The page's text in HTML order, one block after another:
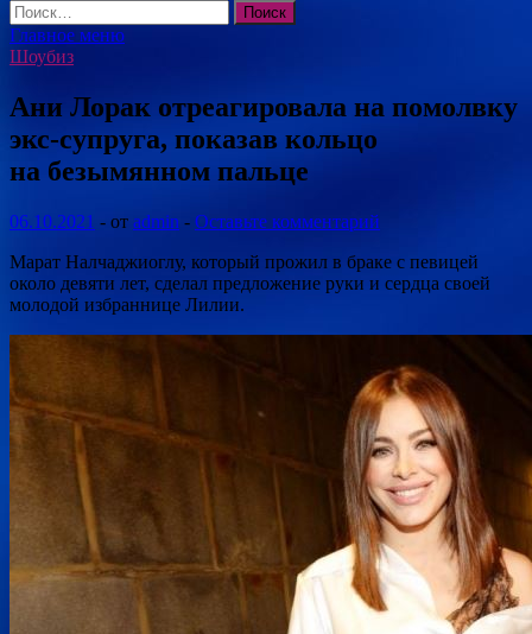
Найти:
Главное меню
Шоубиз
Ани Лорак отреагировала на помолвку
экс-супруга, показав кольцо
на безымянном пальце
06.10.2021 - от admin - Оставьте комментарий
Марат Налчаджиоглу, который прожил в браке с певицей
около девяти лет, сделал предложение руки и сердца своей
молодой избраннице Лилии.